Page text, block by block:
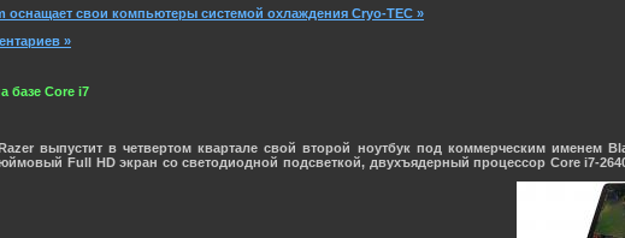
оснащает свои компьютеры системой охлаждения Cryo-TEC »
»
базе Core i7
Razer выпустит в четвертом квартале свой второй ноутбук под коммерческим именем
Full HD экран со светодиодной подсветкой, двухъядерный процессор Core i7-